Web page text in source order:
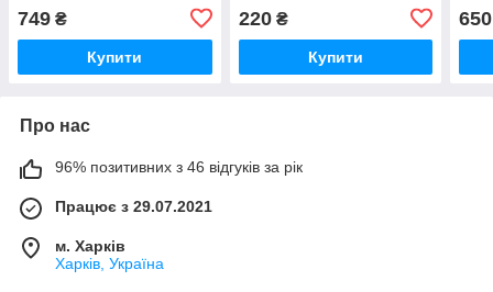
749 ₴
Купити
220₴
Купити
650
Про нас
96% позитивних з 46 відгуків за рік
Працює з 29.07.2021
м. Харків
Харків, Україна